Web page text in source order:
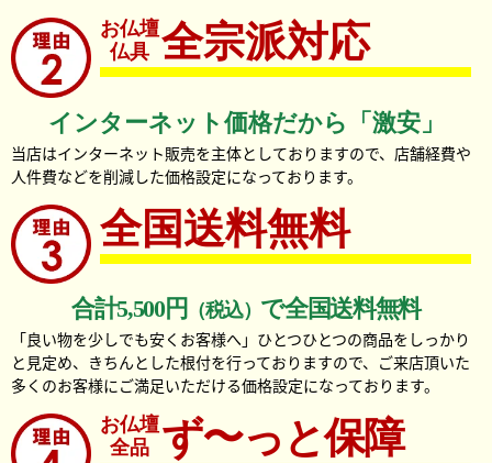
お仏壇
仏具 全宗派対応
インターネット価格だから「激安」
当店はインターネット販売を主体としておりますので、店舗経費や
人件費などを削減した価格設定になっております。
全国送料無料
合計5,500円 （税込） で全国送料無料
「良い物を少しでも安くお客様へ」ひとつひとつの商品をしっかり
と見定め、きちんとした根付を行っておりますので、ご来店頂いた
多くのお客様にご満足いただける価格設定になっております。
お仏壇
全品 ず〜っと保障